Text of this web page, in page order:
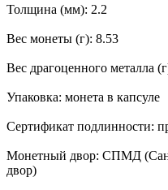
Толщина (мм): 2.2
Вес монеты (г): 8.53
Вес драгоценного металла
Упаковка: монета в капсуле
Сертификат подлинности:
Монетный двор: СПМД
двор)